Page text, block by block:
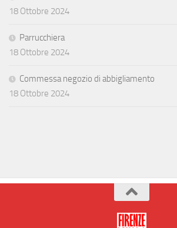
18 Ottobre 2024
Parrucchiera
18 Ottobre 2024
Commessa negozio di abbigliamento
18 Ottobre 2024